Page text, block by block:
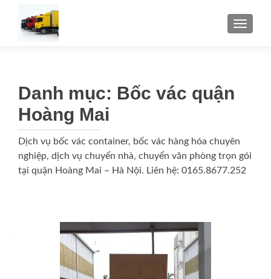
Danh mục: Bốc vác quận
Hoàng Mai
Dịch vụ bốc vác container, bốc vác hàng hóa chuyên
nghiệp, dịch vụ chuyển nhà, chuyển văn phòng trọn gói
tại quận Hoàng Mai – Hà Nội. Liên hệ: 0165.8677.252
hướng